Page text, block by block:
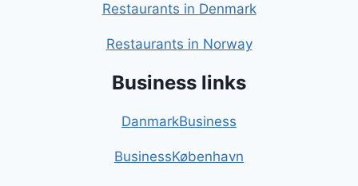
Restaurants in Denmark
Restaurants in Norway
Business links
DanmarkBusiness
BusinessKøbenhavn